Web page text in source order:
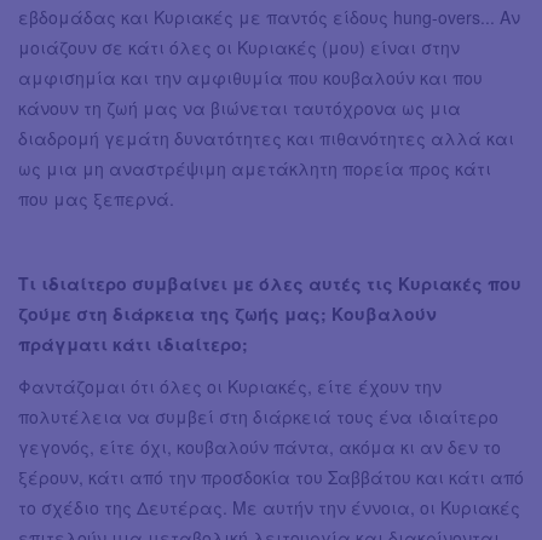
εβδομάδας και Κυριακές με παντός είδους hung-overs... Αν
μοιάζουν σε κάτι όλες οι Κυριακές (μου) είναι στην
αμφισημία και την αμφιθυμία που κουβαλούν και που
κάνουν τη ζωή μας να βιώνεται ταυτόχρονα ως μια
διαδρομή γεμάτη δυνατότητες και πιθανότητες αλλά και
ως μια μη αναστρέψιμη αμετάκλητη πορεία προς κάτι
που μας ξεπερνά.
Τι ιδιαίτερο συμβαίνει με όλες αυτές τις Κυριακές που
ζούμε στη διάρκεια της ζωής μας; Κουβαλούν
πράγματι κάτι ιδιαίτερο;
Φαντάζομαι ότι όλες οι Κυριακές, είτε έχουν την
πολυτέλεια να συμβεί στη διάρκειά τους ένα ιδιαίτερο
γεγονός, είτε όχι, κουβαλούν πάντα, ακόμα κι αν δεν το
ξέρουν, κάτι από την προσδοκία του Σαββάτου και κάτι από
το σχέδιο της Δευτέρας. Με αυτήν την έννοια, οι Κυριακές